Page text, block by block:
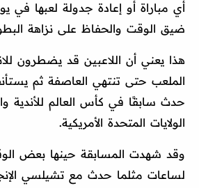
أي مباراة أو إعادة جدولة لعبها في
ضيق الوقت والحفاظ على نزاهة
هذا يعني أن اللاعبين قد يضطرون
الملعب حتى تنتهي العاصفة ثم
حدث سابقًا في كأس العالم للأندية
الولايات المتحدة الأمريكية.
وقد شهدت المسابقة حينها بعض
لساعات مثلما حدث مع تشيلسي